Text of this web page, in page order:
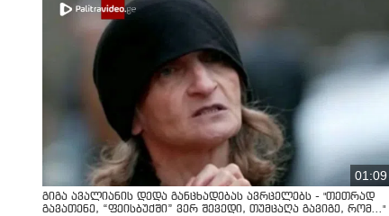
01:09
გიგა ავალიანის დედა განცხადებას ავრცელებს - "თეთრად
გავათენე, “ფეისბუქში” ვერ შევედი, თუმცაღა გავიგე, რომ..."